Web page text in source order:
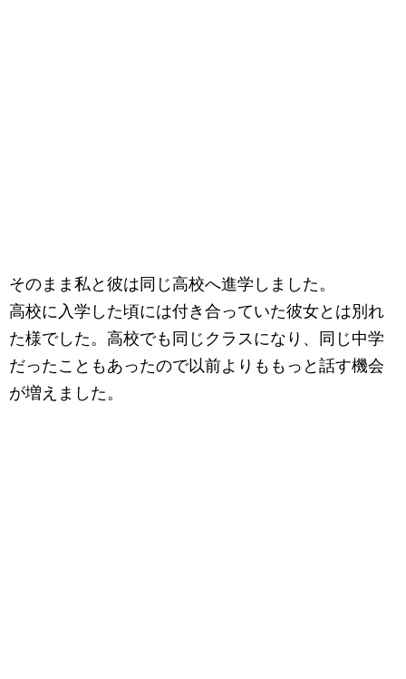
そのまま私と彼は同じ高校へ進学しました。
高校に入学した頃には付き合っていた彼女とは別れ
た様でした。高校でも同じクラスになり、同じ中学
だったこともあったので以前よりももっと話す機会
が増えました。